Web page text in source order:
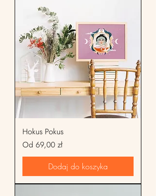
Hokus Pokus
Od 69,00 zł
Cena rabatowa
Dodaj do koszyka